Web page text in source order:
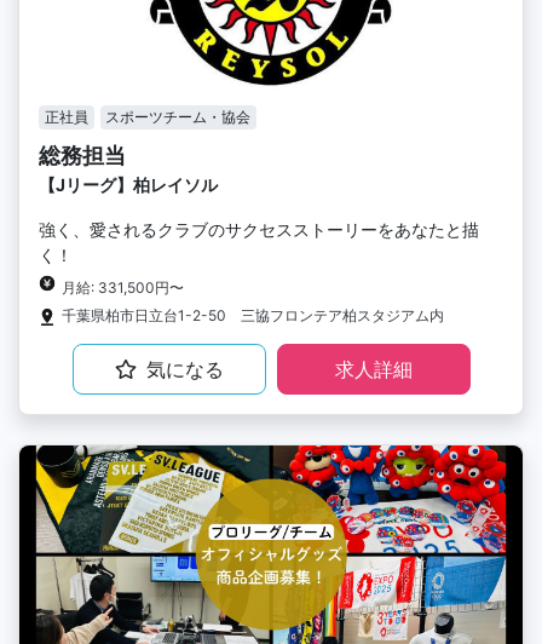
正社員 スポーツチーム・協会
総務担当
【Jリーグ】柏レイソル
強く、愛されるクラブのサクセスストーリーをあなたと描
く！
月給: 331,500円〜
千葉県柏市日立台1-2-50 三協フロンテア柏スタジアム内
気になる 求人詳細